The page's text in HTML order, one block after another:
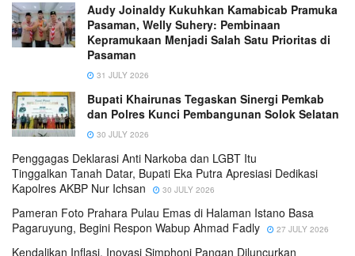
Audy Joinaldy Kukuhkan Kamabicab Pramuka
Pasaman, Welly Suhery: Pembinaan
Kepramukaan Menjadi Salah Satu Prioritas di
Pasaman
31 JULY 2026
Bupati Khairunas Tegaskan Sinergi Pemkab
dan Polres Kunci Pembangunan Solok Selatan
30 JULY 2026
Penggagas Deklarasi Anti Narkoba dan LGBT Itu
Tinggalkan Tanah Datar, Bupati Eka Putra Apresiasi Dedikasi
Kapolres AKBP Nur Ichsan
30 JULY 2026
Pameran Foto Prahara Pulau Emas di Halaman Istano Basa
Pagaruyung, Begini Respon Wabup Ahmad Fadly
27 JULY 2026
Kendalikan Inflasi, Inovasi Simphoni Pangan Diluncurkan